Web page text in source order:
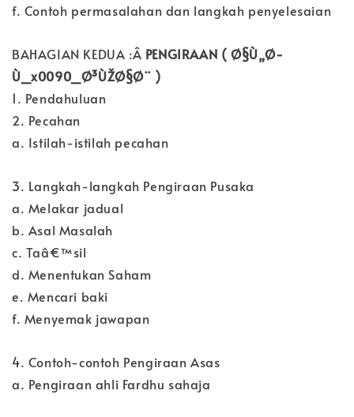
f. Contoh permasalahan dan langkah penyelesaian
BAHAGIAN KEDUA :Â PENGIRAAN ( Ø§Ù„Ø­
Ù_x0090_Ø³ÙŽØ§Ø¨ )
1. Pendahuluan
2. Pecahan
a. Istilah-istilah pecahan
3. Langkah-langkah Pengiraan Pusaka
a. Melakar jadual
b. Asal Masalah
c. Taâ€™sil
d. Menentukan Saham
e. Mencari baki
f. Menyemak jawapan
4. Contoh-contoh Pengiraan Asas
a. Pengiraan ahli Fardhu sahaja